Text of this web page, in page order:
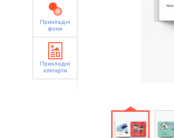
Прикладні
фони
Прикладні
кліпарти